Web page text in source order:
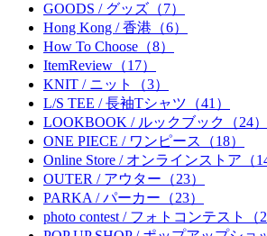
GOODS / グッズ（7）
Hong Kong / 香港（6）
How To Choose（8）
ItemReview（17）
KNIT / ニット（3）
L/S TEE / 長袖Tシャツ（41）
LOOKBOOK / ルックブック（24）
ONE PIECE / ワンピース（18）
Online Store / オンラインストア（14
OUTER / アウター（23）
PARKA / パーカー（23）
photo contest / フォトコンテスト（2